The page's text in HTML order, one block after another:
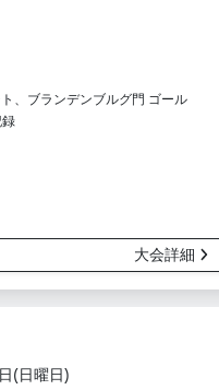
、ブランデンブルグ門 ゴール
大会詳細
(日曜日)